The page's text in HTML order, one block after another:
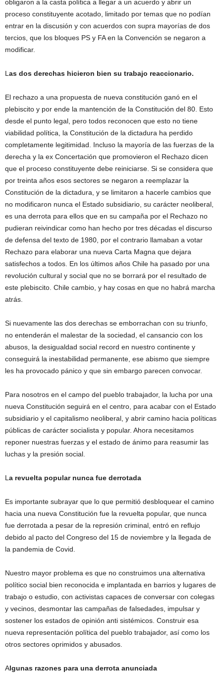
obligaron a la casta política a llegar a un acuerdo y abrir un
proceso constituyente acotado, limitado por temas que no podían
entrar en la discusión y con acuerdos con supra mayorías de dos
tercios, que los bloques PS y FA en la Convención se negaron a
modificar.
Las dos derechas hicieron bien su trabajo reaccionario.
El rechazo a una propuesta de nueva constitución ganó en el
plebiscito y por ende la mantención de la Constitución del 80. Esto
desde el punto legal, pero todos reconocen que esto no tiene
viabilidad política, la Constitución de la dictadura ha perdido
completamente legitimidad. Incluso la mayoría de las fuerzas de la
derecha y la ex Concertación que promovieron el Rechazo dicen
que el proceso constituyente debe reiniciarse. Si se considera que
por treinta años esos sectores se negaron a reemplazar la
Constitución de la dictadura, y se limitaron a hacerle cambios que
no modificaron nunca el Estado subsidiario, su carácter neoliberal,
es una derrota para ellos que en su campaña por el Rechazo no
pudieran reivindicar como han hecho por tres décadas el discurso
de defensa del texto de 1980, por el contrario llamaban a votar
Rechazo para elaborar una nueva Carta Magna que dejara
satisfechos a todos. En los últimos años Chile ha pasado por una
revolución cultural y social que no se borrará por el resultado de
este plebiscito. Chile cambio, y hay cosas en que no habrá marcha
atrás.
Si nuevamente las dos derechas se emborrachan con su triunfo,
no entenderán el malestar de la sociedad, el cansancio con los
abusos, la desigualdad social record en nuestro continente y
conseguirá la inestabilidad permanente, ese abismo que siempre
les ha provocado pánico y que sin embargo parecen convocar.
Para nosotros en el campo del pueblo trabajador, la lucha por una
nueva Constitución seguirá en el centro, para acabar con el Estado
subsidiario y el capitalismo neoliberal, y abrir camino hacia políticas
públicas de carácter socialista y popular. Ahora necesitamos
reponer nuestras fuerzas y el estado de ánimo para reasumir las
luchas y la presión social.
La revuelta popular nunca fue derrotada
Es importante subrayar que lo que permitió desbloquear el camino
hacia una nueva Constitución fue la revuelta popular, que nunca
fue derrotada a pesar de la represión criminal, entró en reflujo
debido al pacto del Congreso del 15 de noviembre y la llegada de
la pandemia de Covid.
Nuestro mayor problema es que no construimos una alternativa
político social bien reconocida e implantada en barrios y lugares de
trabajo o estudio, con activistas capaces de conversar con colegas
y vecinos, desmontar las campañas de falsedades, impulsar y
sostener los estados de opinión anti sistémicos. Construir esa
nueva representación política del pueblo trabajador, así como los
otros sectores oprimidos y abusados.
Algunas razones para una derrota anunciada